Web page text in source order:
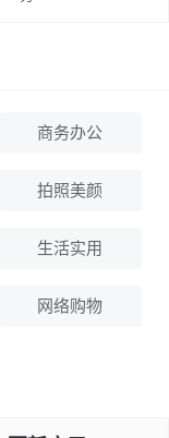
商务办公
拍照美颜
生活实用
网络购物